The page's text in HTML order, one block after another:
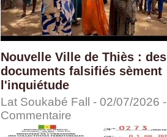
Nouvelle Ville de Thiès : des
documents falsifiés sèment
l'inquiétude
Lat Soukabé Fall - 02/07/2026 -
Commentaire